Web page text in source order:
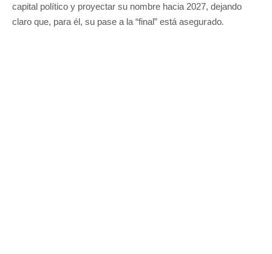
capital político y proyectar su nombre hacia 2027, dejando
claro que, para él, su pase a la “final” está asegurado.